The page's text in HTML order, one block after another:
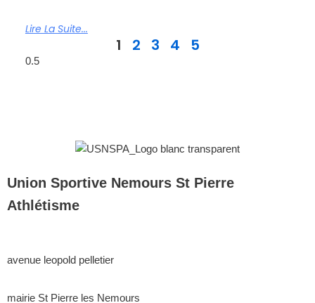
Lire La Suite...
1 2 3 4 5
Union Sportive Nemours St Pierre
Athlétisme
avenue leopold pelletier
mairie St Pierre les Nemours